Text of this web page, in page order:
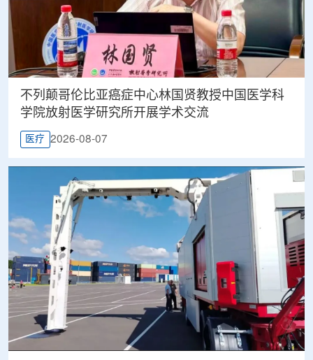
不列颠哥伦比亚癌症中心林国贤教授中国医学科
学院放射医学研究所开展学术交流
医疗 2026-08-07